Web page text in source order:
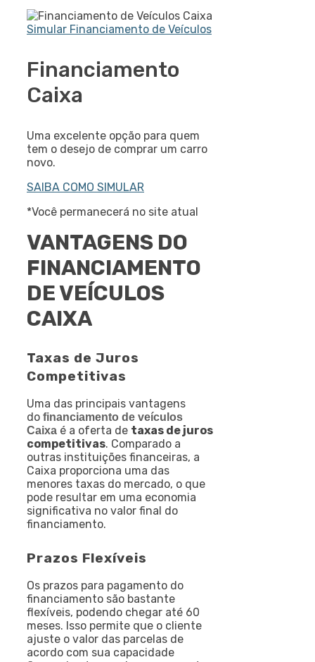
Simular Financiamento de Veículos
Financiamento
Caixa
Uma excelente opção para quem
tem o desejo de comprar um carro
novo.
SAIBA COMO SIMULAR
*Você permanecerá no site atual
VANTAGENS DO
FINANCIAMENTO
DE VEÍCULOS
CAIXA
Taxas de Juros
Competitivas
Uma das principais vantagens
do financiamento de veículos
Caixa é a oferta de taxas de juros
competitivas. Comparado a
outras instituições financeiras, a
Caixa proporciona uma das
menores taxas do mercado, o que
pode resultar em uma economia
significativa no valor final do
financiamento.
Prazos Flexíveis
Os prazos para pagamento do
financiamento são bastante
flexíveis, podendo chegar até 60
meses. Isso permite que o cliente
ajuste o valor das parcelas de
acordo com sua capacidade